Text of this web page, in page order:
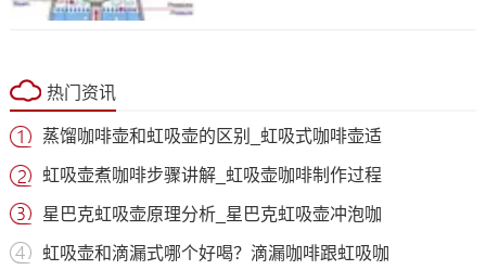
热门资讯
蒸馏咖啡壶和虹吸壶的区别_虹吸式咖啡壶适
虹吸壶煮咖啡步骤讲解_虹吸壶咖啡制作过程
星巴克虹吸壶原理分析_星巴克虹吸壶冲泡咖
虹吸壶和滴漏式哪个好喝？滴漏咖啡跟虹吸咖